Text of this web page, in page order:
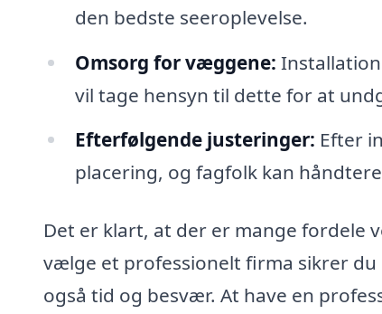
den bedste seeroplevelse.
Omsorg for væggene:
vil tage hensyn til dette for at
Efterfølgende justeringer: Efter
placering, og fagfolk kan
Det er klart, at der er mange fordele
vælge et professionelt firma sikrer
også tid og besvær. At have en